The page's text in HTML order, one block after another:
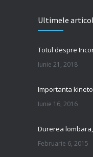
Ultimele
Totul despre
Iunie 21, 2018
Iunie 16, 2016
Durerea
Februarie 6, 2015